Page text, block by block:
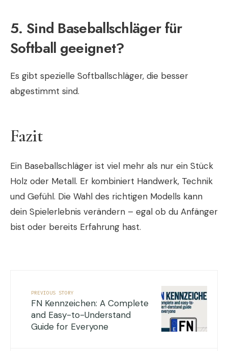
5. Sind Baseballschläger für
Softball geeignet?
Es gibt spezielle Softballschläger, die besser
abgestimmt sind.
Fazit
Ein Baseballschläger ist viel mehr als nur ein Stück
Holz oder Metall. Er kombiniert Handwerk, Technik
und Gefühl. Die Wahl des richtigen Modells kann
dein Spielerlebnis verändern – egal ob du Anfänger
bist oder bereits Erfahrung hast.
PREVIOUS STORY
FN Kennzeichen: A Complete
and Easy-to-Understand
Guide for Everyone